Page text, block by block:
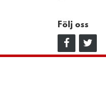
Följ oss